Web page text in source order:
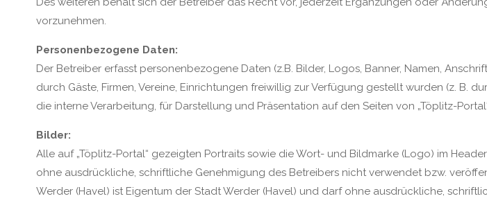
vorzunehmen.
Personenbezogene Daten:
Der Betreiber erfasst personenbezogene Daten (z.B. Bilder, Logos, Banner, Namen,
durch Gäste, Firmen, Vereine, Einrichtungen freiwillig zur Verfügung gestellt wurden (z. B.
die interne Verarbeitung, für Darstellung und Präsentation auf den Seiten von „Töplitz-
Bilder:
Alle auf „Töplitz-Portal“ gezeigten Portraits sowie die Wort- und Bildmarke (Logo) im
ohne ausdrückliche, schriftliche Genehmigung des Betreibers nicht verwendet bzw.
Werder (Havel) ist Eigentum der Stadt Werder (Havel) und darf ohne ausdrückliche,